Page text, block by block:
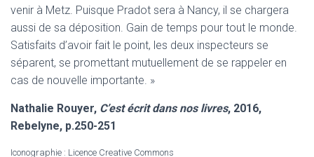
venir à Metz. Puisque Pradot sera à Nancy, il se chargera
aussi de sa déposition. Gain de temps pour tout le monde.
Satisfaits d’avoir fait le point, les deux inspecteurs se
séparent, se promettant mutuellement de se rappeler en
cas de nouvelle importante. »
Nathalie Rouyer, C’est écrit dans nos livres, 2016,
Rebelyne, p.250-251
Iconographie : Licence Creative Commons